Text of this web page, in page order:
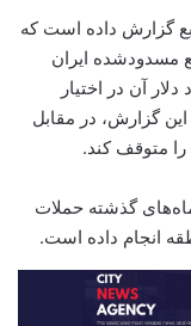
گزارش داده است که
دلار از منابع مسدودشده ایران
آن در اختیار
گزارش، در مقابل
متوقف کند.
گذشته حملات
انجام داده است.